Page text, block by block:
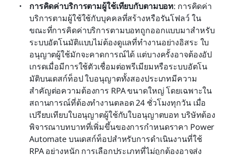
การคิดค่าบริการตามผู้ใช้เทียบกับตามบอท: การคิดค่า
บริการตามผู้ใช้ใช้กับบุคคลที่สร้างหรือรันโฟลว์ ใน
ขณะที่การคิดค่าบริการตามบอทถูกออกแบบมาสำหรับ
ระบบอัตโนมัติแบบไม่ต้องดูแลที่ทำงานอย่างอิสระ ใบ
อนุญาตผู้ใช้มักจะคาดการณ์ได้ แต่บางครั้งอาจต้องอัป
เกรดเมื่อมีการใช้ตัวเชื่อมต่อพรีเมียมหรือระบบอัตโน
มัติบนเดสก์ท็อป ใบอนุญาตทั้งสองประเภทมีความ
สำคัญต่อความต้องการ RPA ขนาดใหญ่ โดยเฉพาะใน
สถานการณ์ที่ต้องทำงานตลอด 24 ชั่วโมงทุกวัน เมื่อ
เปรียบเทียบใบอนุญาตผู้ใช้กับใบอนุญาตบอท บริษัทต้อง
พิจารณาบทบาทที่เพิ่มขึ้นของการกำหนดราคา Power
Automate บนเดสก์ท็อปสำหรับการดำเนินงานที่ใช้
RPA อย่างหนัก การเลือกประเภทที่ไม่ถูกต้องอาจส่ง